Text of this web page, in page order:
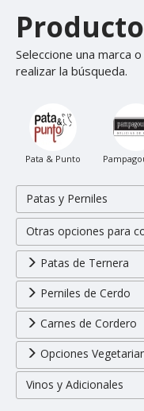
Seleccione una marca
realizar la búsqueda.
Pata & Punto
Patas y Perniles
Otras opciones para
Patas de Ternera
Perniles de Cerdo
Carnes de Cordero
Opciones
Vinos y Adicionales